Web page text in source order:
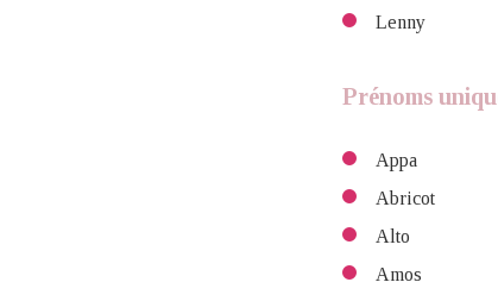
Lenny
Prénoms
Appa
Abricot
Alto
Amos